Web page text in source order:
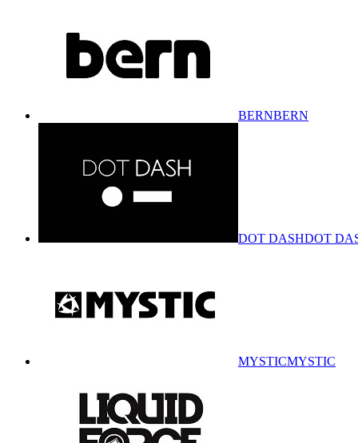
BERNBERN
DOT DASHDOT
MYSTICMYSTIC